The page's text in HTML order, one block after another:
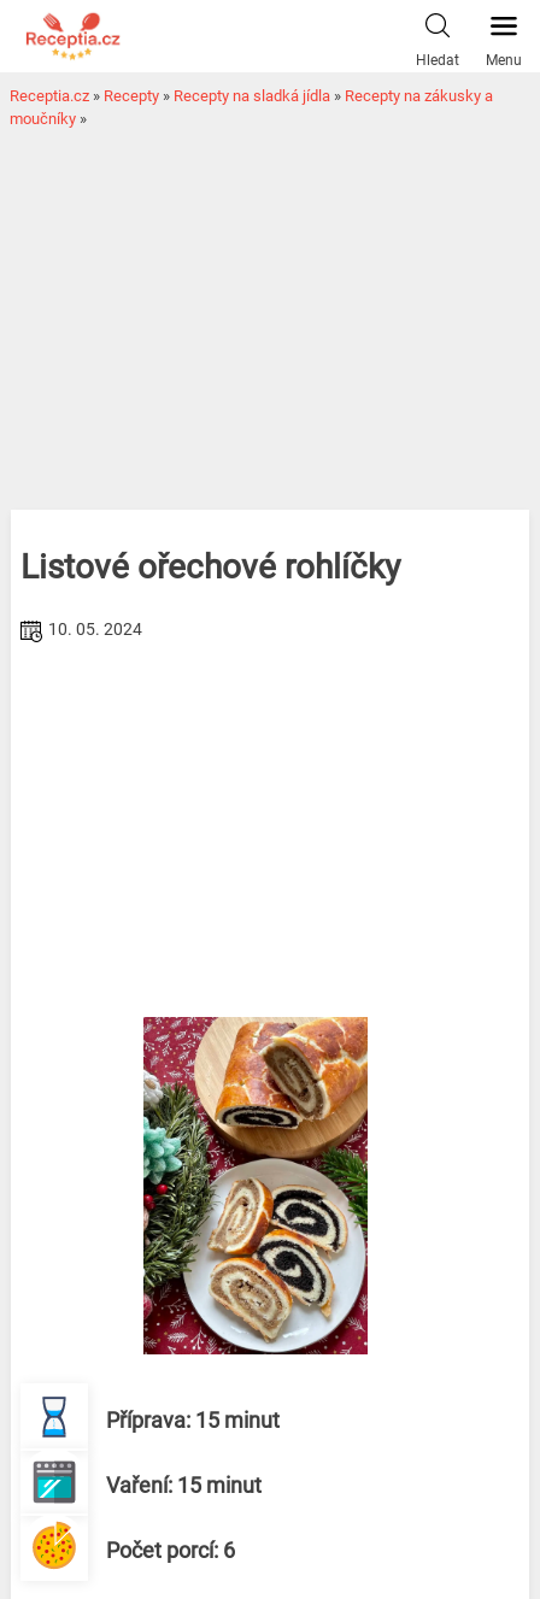
Hledat Menu
Receptia.cz » Recepty » Recepty na sladká jídla » Recepty na zákusky a
moučníky »
Listové ořechové rohlíčky
10. 05. 2024
Příprava: 15 minut
Vaření: 15 minut
Počet porcí: 6